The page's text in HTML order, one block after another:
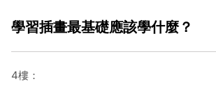
學習插畫最基礎應該學什麼？
4樓：